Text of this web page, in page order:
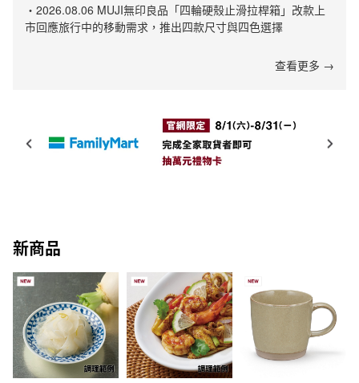
・2026.08.06 MUJI無印良品「四輪硬殼止滑拉桿箱」改款上
市回應旅行中的移動需求，推出四款尺寸與四色選擇
查看更多 →
新商品